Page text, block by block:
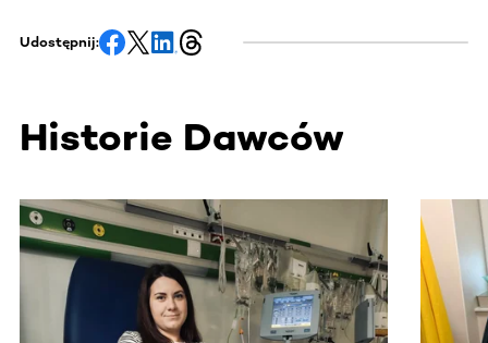
Udostępnij:
Historie Dawców
Ta sekcja zawiera treści przewijane w poziomie. Użyj